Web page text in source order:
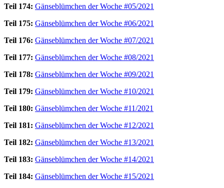
Teil 174: Gänseblümchen der Woche #05/2021
Teil 175: Gänseblümchen der Woche #06/2021
Teil 176: Gänseblümchen der Woche #07/2021
Teil 177: Gänseblümchen der Woche #08/2021
Teil 178: Gänseblümchen der Woche #09/2021
Teil 179: Gänseblümchen der Woche #10/2021
Teil 180: Gänseblümchen der Woche #11/2021
Teil 181: Gänseblümchen der Woche #12/2021
Teil 182: Gänseblümchen der Woche #13/2021
Teil 183: Gänseblümchen der Woche #14/2021
Teil 184: Gänseblümchen der Woche #15/2021